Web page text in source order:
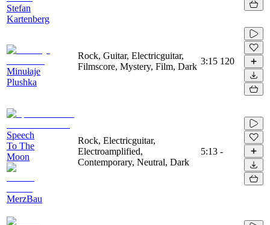
Stefan
Kartenberg
Minułaje
Plushka
Rock, Guitar, Electricguitar,
Filmscore, Mystery, Film, Dark
3:15 120
Speech
To The
Moon
MerzBau
Rock, Electricguitar,
Electroamplified,
Contemporary, Neutral, Dark
5:13 -